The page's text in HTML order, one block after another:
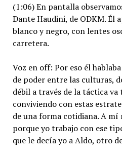
(1:06) En pantalla
Dante Haudini, de ODKM. Él
blanco y negro, con lentes
carretera.
Voz en off: Por eso él
de poder entre las culturas,
débil a través de la táctica
conviviendo con estas
de una forma cotidiana. A
porque yo trabajo con ese
que le decía yo a Aldo, otro